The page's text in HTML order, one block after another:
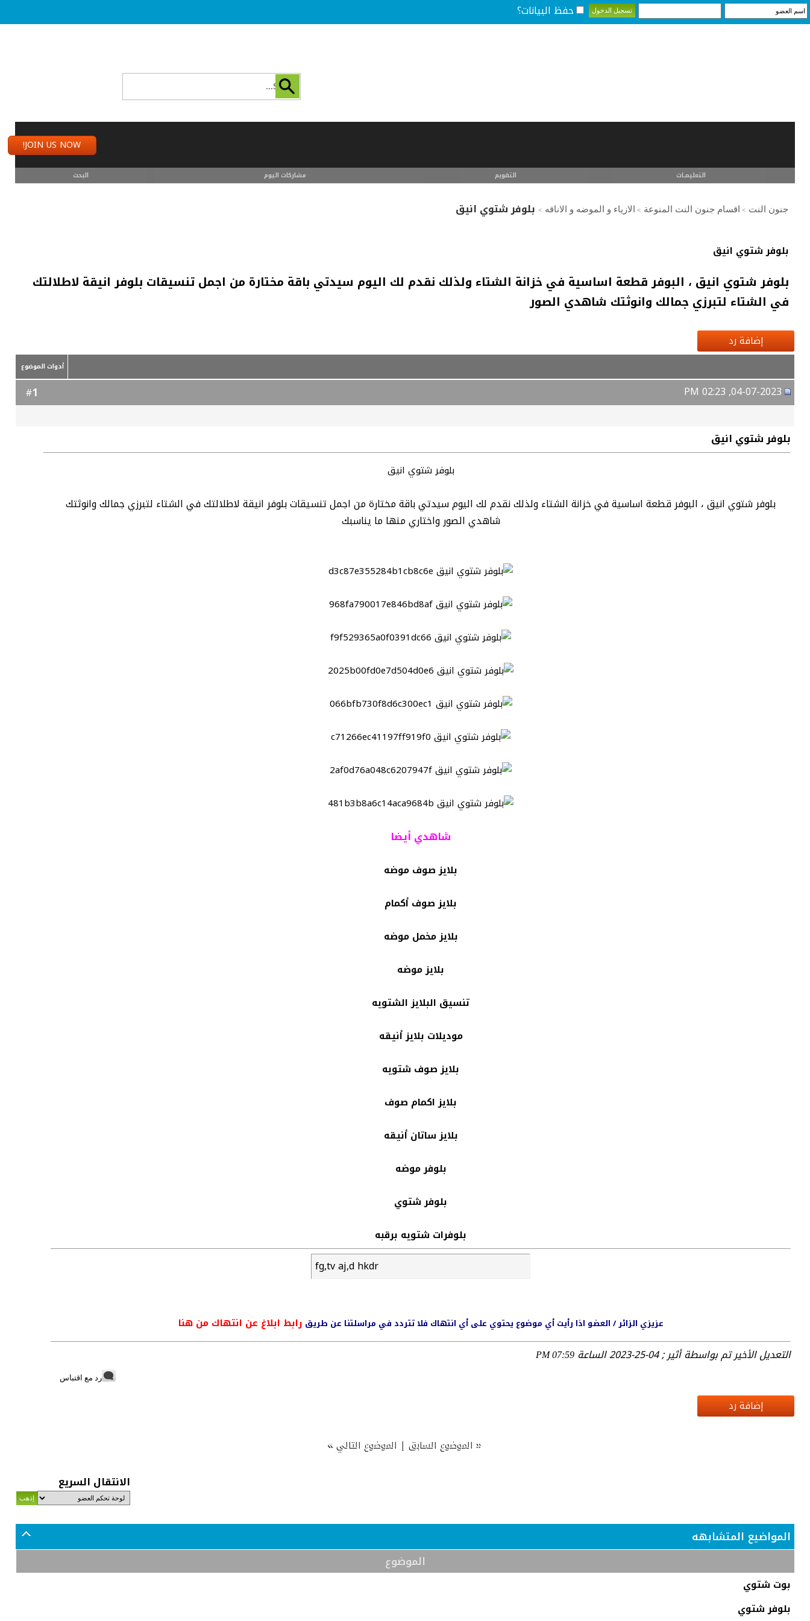
حفظ البيانات؟
JOIN US NOW!
التعليمـــات التقويم مشاركات اليوم البحث
جنون النت > اقسام جنون النت المنوعة > الازياء و الموضه و الاناقه > بلوفر شتوي انيق
بلوفر شتوي انيق
بلوفر شتوي انيق ، البوفر قطعة اساسية في خزانة الشتاء ولذلك نقدم لك اليوم سيدتي باقة مختارة من اجمل تنسيقات بلوفر انيقة لاطلالتك
في الشتاء لتبرزي جمالك وانوثتك شاهدي الصور
إضافة رد
أدوات الموضوع
1
بلوفر شتوي انيق
بلوفر شتوي انيق
بلوفر شتوي انيق ، البوفر قطعة اساسية في خزانة الشتاء ولذلك نقدم لك اليوم سيدتي باقة مختارة من اجمل تنسيقات بلوفر انيقة لاطلالتك في الشتاء لتبرزي جمالك وانوثتك
شاهدي الصور واختاري منها ما يناسبك
شاهدي أيضا
بلايز صوف موضه
بلايز صوف أكمام
بلايز مخمل موضه
بلايز موضه
تنسيق البلايز الشتويه
موديلات بلايز أنيقه
بلايز صوف شتويه
بلايز اكمام صوف
بلايز ساتان أنيقه
بلوفر موضه
بلوفر شتوي
بلوفرات شتويه برقبه
fg,tv aj,d hkdr
عزيزي الزائر / العضو اذا رأيت أي موضوع يحتوي على أي انتهاك فلا تتردد في مراسلتنا عن طريق رابط ابلاغ عن انتهاك من هنا
التعديل الأخير تم بواسطة أثير ; 04-25-2023 الساعة 07:59 PM
رد مع اقتباس
إضافة رد
« الموضوع السابق| الموضوع التالي»
الانتقال السريع
المواضيع المتشابهه
الموضوع
بوت شتوي
بلوفر شتوي